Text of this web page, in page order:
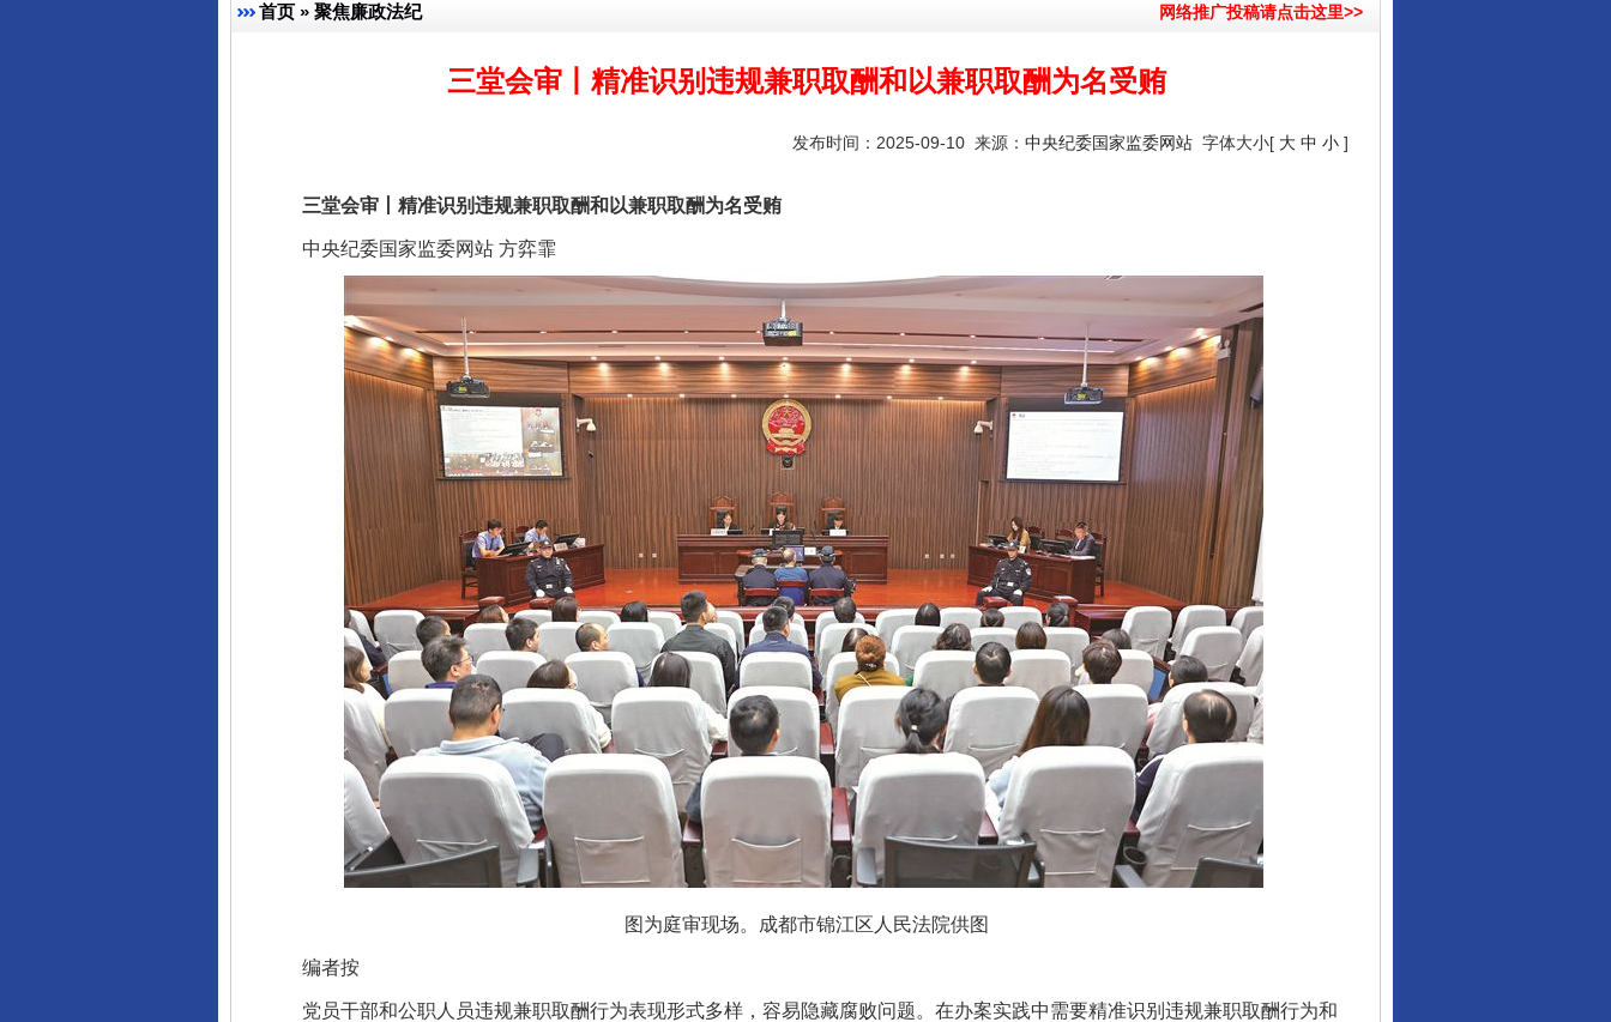
首页 » 聚焦廉政法纪 网络推广投稿请点击这里>>
三堂会审丨精准识别违规兼职取酬和以兼职取酬为名受贿
发布时间：2025-09-10 来源： 中央纪委国家监委网站 字体大小[ 大 中 小 ]
三堂会审丨精准识别违规兼职取酬和以兼职取酬为名受贿
中央纪委国家监委网站 方弈霏
图为庭审现场。成都市锦江区人民法院供图
编者按
党员干部和公职人员违规兼职取酬行为表现形式多样，容易隐藏腐败问题。在办案实践中需要精准识别违规兼职取酬行为和